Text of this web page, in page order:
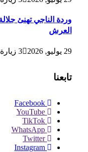
العرش
29 يوليو, 2026 3 زيارة
تابعنا
Facebook
YouTube
TikTok
WhatsApp
Twitter
Instagram